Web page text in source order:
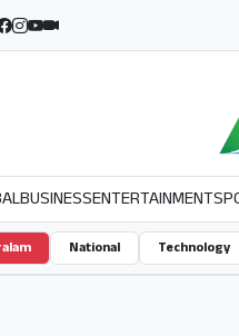
BUSINESSENTERTAINMENT
National Technology